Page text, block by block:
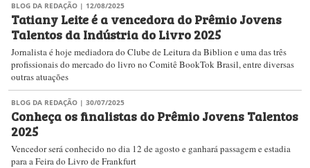
BLOG DA REDAÇÃO | 12/08/2025
Tatiany Leite​ é a vencedora do Prêmio Jovens
Talentos da Indústria do Livro 2025
Jornalista é hoje mediadora do Clube de Leitura da Biblion e uma das três
profissionais do mercado do livro no Comitê BookTok Brasil, entre diversas
outras atuações
BLOG DA REDAÇÃO | 30/07/2025
Conheça os finalistas do Prêmio Jovens Talentos
2025
Vencedor será conhecido no dia 12 de agosto e ganhará passagem e estadia
para a Feira do Livro de Frankfurt